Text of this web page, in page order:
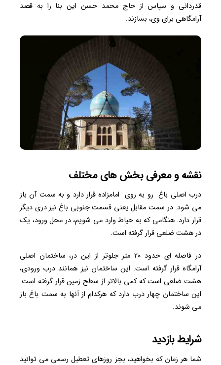
قدردانی و سپاس از حاج محمد حسن این بنا را به قصد
آرامگاهی برای وی، بسازند.
نقشه و معرفی بخش های مختلف
درب اصلی باغ رو به روی امامزاده قرار دارد و به سمت آن باز
می شود. در سمت مقابل یعنی قسمت جنوبی باغ نیز دری دیگر
قرار دارد. هنگامی که به حیاط وارد می شویم، در محل ورود، یک
در هشت ضلعی قرار گرفته است.
در فاصله ای حدود ۲۰ متر جلوتر از این در، ساختمان اصلی
آرامگاه قرار گرفته است. این ساختمان نیز همانند درب ورودی،
هشت ضلعی است که کمی بالاتر از سطح زمین قرار گرفته است.
این ساختمان چهار درب دارد که هرکدام از آنها به سمت باغ باز
می شوند.
شرایط بازدید
شما هر زمان که بخواهید، بجز روزهای تعطیل رسمی می توانید